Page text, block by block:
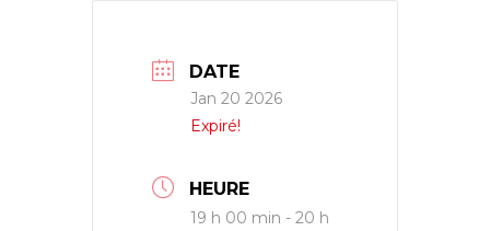
DATE
Jan 20 2026
Expiré!
HEURE
19 h 00 min - 20 h